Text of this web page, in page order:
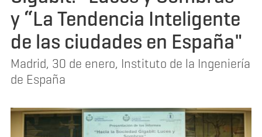
y “La Tendencia Inteligente
de las ciudades en España"
Madrid, 30 de enero, Instituto de la Ingeniería
de España